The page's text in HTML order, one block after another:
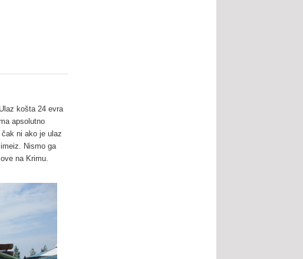
košta 24 evra
apsolutno
ni ako je ulaz
Nismo ga
na Krimu.